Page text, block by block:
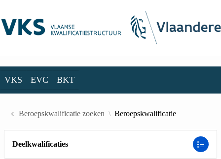
VKS EVC BKT
Beroepskwalificatie zoeken Beroepskwalificatie
Deelkwalificaties